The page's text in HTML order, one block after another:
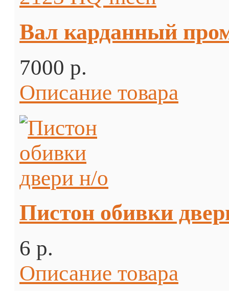
Вал карданный
7000 p.
Описание товара
Пистон обивки
6 p.
Описание товара